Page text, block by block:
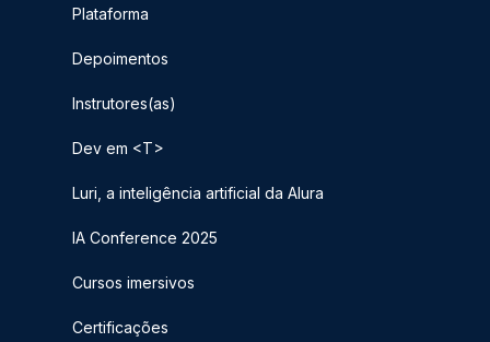
Plataforma
Depoimentos
Instrutores(as)
Dev em <T>
Luri, a inteligência artificial da Alura
IA Conference 2025
Cursos imersivos
Certificações